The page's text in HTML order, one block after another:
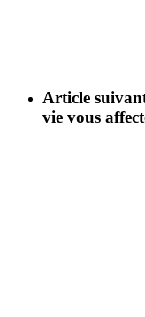
Article
vie vous